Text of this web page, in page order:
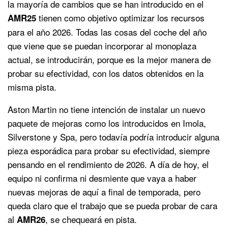
la mayoría de cambios que se han introducido en el
AMR25 tienen como objetivo optimizar los recursos
para el año 2026. Todas las cosas del coche del año
que viene que se puedan incorporar al monoplaza
actual, se introducirán, porque es la mejor manera de
probar su efectividad, con los datos obtenidos en la
misma pista.
Aston Martin no tiene intención de instalar un nuevo
paquete de mejoras como los introducidos en Imola,
Silverstone y Spa, pero todavía podría introducir alguna
pieza esporádica para probar su efectividad, siempre
pensando en el rendimiento de 2026. A día de hoy, el
equipo ni confirma ni desmiente que vaya a haber
nuevas mejoras de aquí a final de temporada, pero
queda claro que el trabajo que se pueda probar de cara
al AMR26, se chequeará en pista.